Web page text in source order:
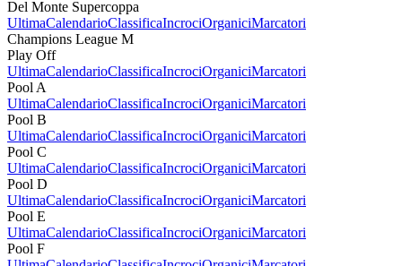
Del Monte Supercoppa
UltimaCalendarioClassificaIncrociOrganiciMarcatori
Champions League M
Play Off
UltimaCalendarioClassificaIncrociOrganiciMarcatori
Pool A
UltimaCalendarioClassificaIncrociOrganiciMarcatori
Pool B
UltimaCalendarioClassificaIncrociOrganiciMarcatori
Pool C
UltimaCalendarioClassificaIncrociOrganiciMarcatori
Pool D
UltimaCalendarioClassificaIncrociOrganiciMarcatori
Pool E
UltimaCalendarioClassificaIncrociOrganiciMarcatori
Pool F